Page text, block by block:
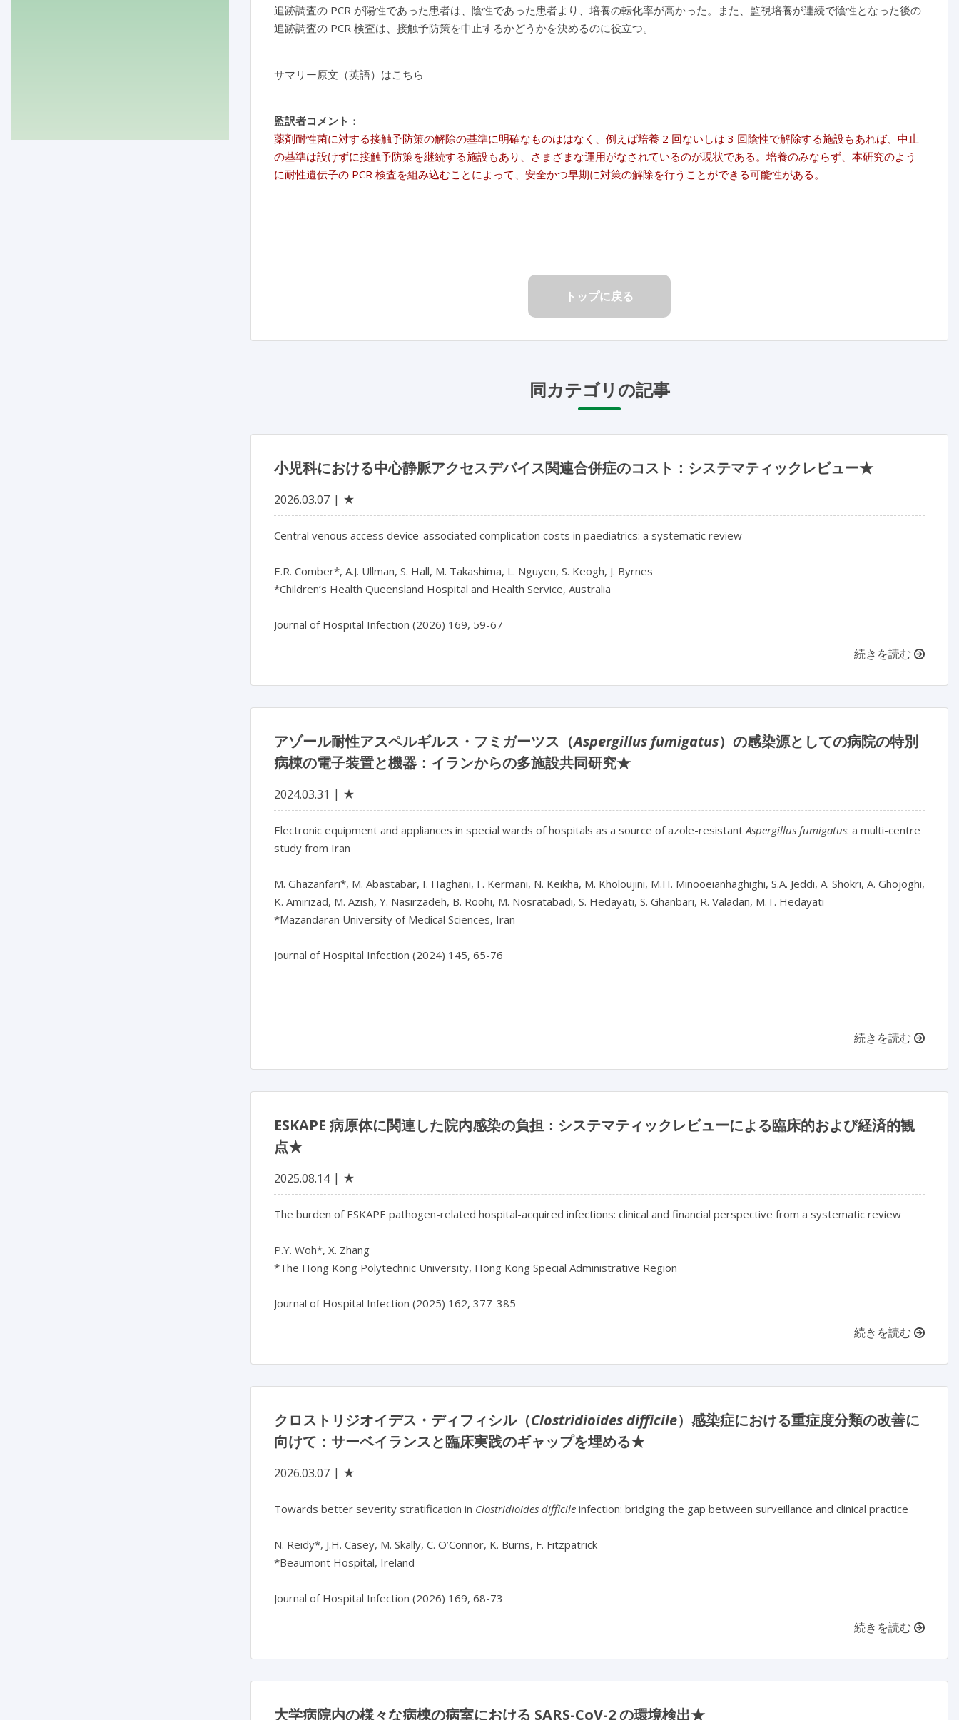
追跡調査の PCR が陽性であった患者は、陰性であった患者より、培養の転化率が高かった。また、監視培養が連続で陰性となった後の
追跡調査の PCR 検査は、接触予防策を中止するかどうかを決めるのに役立つ。
サマリー原文（英語）はこちら
監訳者コメント ：
薬剤耐性菌に対する接触予防策の解除の基準に明確なものははなく、例えば培養 2 回ないしは 3 回陰性で解除する施設もあれば、中止
の基準は設けずに接触予防策を継続する施設もあり、さまざまな運用がなされているのが現状である。培養のみならず、本研究のよう
に耐性遺伝子の PCR 検査を組み込むことによって、安全かつ早期に対策の解除を行うことができる可能性がある。
トップに戻る
同カテゴリの記事
小児科における中心静脈アクセスデバイス関連合併症のコスト：システマティックレビュー★
2026.03.07 ★
Central venous access device-associated complication costs in paediatrics: a systematic review
E.R. Comber*, A.J. Ullman, S. Hall, M. Takashima, L. Nguyen, S. Keogh, J. Byrnes
*Children’s Health Queensland Hospital and Health Service, Australia
Journal of Hospital Infection (2026) 169, 59-67
続きを読む
アゾール耐性アスペルギルス・フミガーツス（Aspergillus fumigatus）の感染源としての病院の特別
病棟の電子装置と機器：イランからの多施設共同研究★
2024.03.31 ★
Electronic equipment and appliances in special wards of hospitals as a source of azole-resistant Aspergillus fumigatus: a multi-centre
study from Iran
M. Ghazanfari*, M. Abastabar, I. Haghani, F. Kermani, N. Keikha, M. Kholoujini, M.H. Minooeianhaghighi, S.A. Jeddi, A. Shokri, A. Ghojoghi,
K. Amirizad, M. Azish, Y. Nasirzadeh, B. Roohi, M. Nosratabadi, S. Hedayati, S. Ghanbari, R. Valadan, M.T. Hedayati
*Mazandaran University of Medical Sciences, Iran
Journal of Hospital Infection (2024) 145, 65-76
続きを読む
ESKAPE 病原体に関連した院内感染の負担：システマティックレビューによる臨床的および経済的観
点★
2025.08.14 ★
The burden of ESKAPE pathogen-related hospital-acquired infections: clinical and financial perspective from a systematic review
P.Y. Woh*, X. Zhang
*The Hong Kong Polytechnic University, Hong Kong Special Administrative Region
続きを読む
クロストリジオイデス・ディフィシル（Clostridioides difficile）感染症における重症度分類の改善に
向けて：サーベイランスと臨床実践のギャップを埋める★
2026.03.07 ★
Towards better severity stratification in Clostridioides difficile infection: bridging the gap between surveillance and clinical practice
N. Reidy*, J.H. Casey, M. Skally, C. O’Connor, K. Burns, F. Fitzpatrick
*Beaumont Hospital, Ireland
Journal of Hospital Infection (2026) 169, 68-73
続きを読む
大学病院内の様々な病棟の病室における SARS-CoV-2 の環境検出★